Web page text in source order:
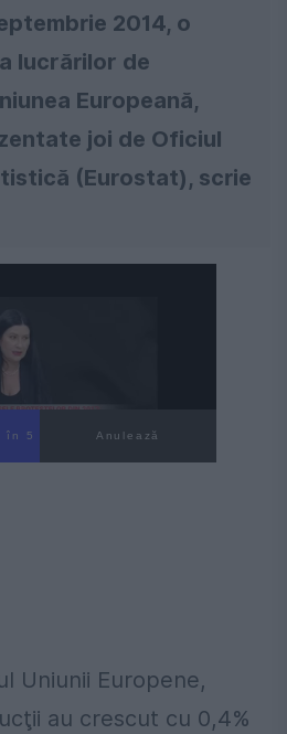
2014, o
lucrărilor de
Europeană,
joi de Oficiul
(Eurostat), scrie
în 4 Anulează
Uniunii Europene,
au crescut cu 0,4%